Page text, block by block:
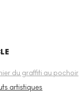
du graffiti au pochoir
artistiques